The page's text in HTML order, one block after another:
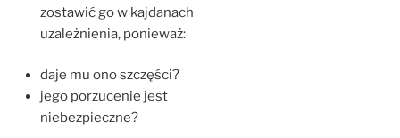
zostawić go w kajdanach
uzależnienia, ponieważ:
daje mu ono szczęści?
jego porzucenie jest
niebezpieczne?